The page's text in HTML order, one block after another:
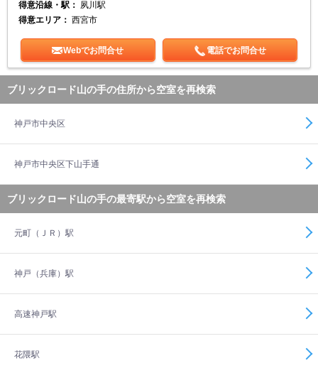
得意沿線・駅：
夙川駅
得意エリア： 西宮市
Webでお問合せ 電話でお問合せ
ブリックロード山の手の住所から空室を再検索
神戸市中央区
神戸市中央区下山手通
ブリックロード山の手の最寄駅から空室を再検索
元町（ＪＲ）駅
神戸（兵庫）駅
高速神戸駅
花隈駅